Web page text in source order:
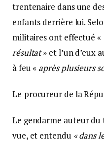
trentenaire dans une
enfants derrière lui.
militaires ont effectué «
résultat» et l’un d’eux
à feu « après plusieurs
Le procureur de la
Le gendarme auteur du
vue, et entendu « dans